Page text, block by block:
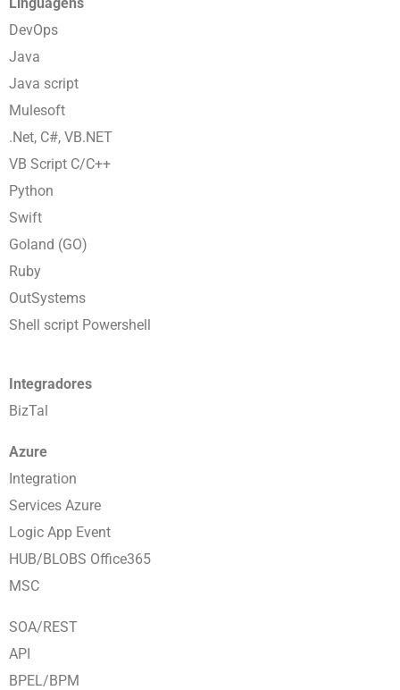
DevOps
Java
Java script
Mulesoft
.Net, C#, VB.NET
VB Script C/C++
Python
Swift
Goland (GO)
Ruby
OutSystems
Shell script Powershell
Integradores
BizTal
Azure
Integration
Services Azure
Logic App Event
HUB/BLOBS Office365
MSC
SOA/REST
API
BPEL/BPM